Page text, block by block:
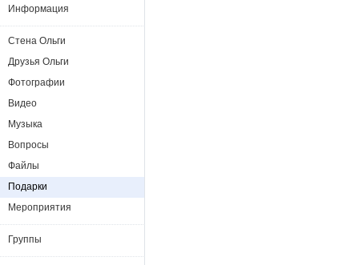
Информация
Стена Ольги
Друзья Ольги
Фотографии
Видео
Музыка
Вопросы
Файлы
Подарки
Мероприятия
Группы